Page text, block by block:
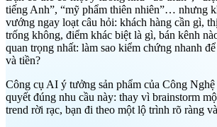
tiếng Anh”, “mỹ phẩm thiên nhiên”… nhưng
vướng ngay loạt câu hỏi: khách hàng cần gì,
trống không, điểm khác biệt là gì, bán kênh
quan trọng nhất: làm sao kiểm chứng nhanh
và tiền?
Công cụ AI ý tưởng sản phẩm của Công
quyết đúng nhu cầu này: thay vì brainstorm
trend rời rạc, bạn đi theo một lộ trình rõ ràng